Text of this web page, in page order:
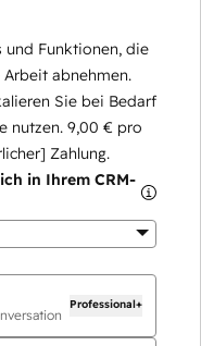
und Funktionen, die
abnehmen.
Sie bei Bedarf
nutzen. 9,00 € pro
Zahlung.
in Ihrem CRM-
Professional+